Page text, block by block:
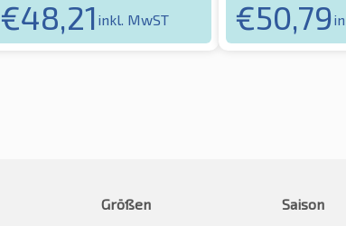
€48,21 inkl. MwST €50,79
Größen
Saison